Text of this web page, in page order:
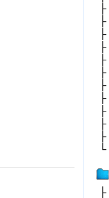
├
├
├
├
├
├
├
├
├
├
├
└
├